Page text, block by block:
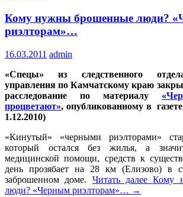
Кому нужны брошенные люди?
риэлторам»…
16.03.2011 admin
«Спецы» из следственного
управления по Камчатскому краю
расследование по материалу
процветают», опубликованному в
1.12.2010)
«Кинутый» «черными риэлторами»
который остался без жилья, а
медицинской помощи, средств к
день прозябает на 28 км (Елизово) в
заброшенном доме. Читать далееКому
люди? «Черным риэлторам»… →